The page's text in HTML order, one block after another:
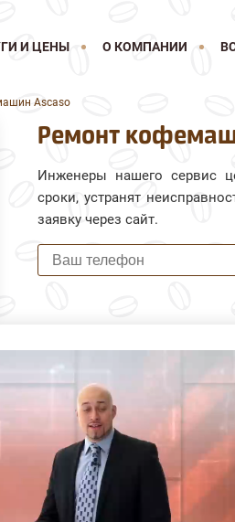
И ЦЕНЫ О КОМПАНИИ
Ascaso
Ремонт
Инженеры нашего сервис
сроки, устранят
заявку через сайт.